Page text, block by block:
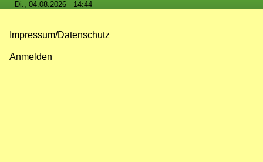
Di., 04.08.2026 - 14:44
Impressum/Datenschutz
Anmelden